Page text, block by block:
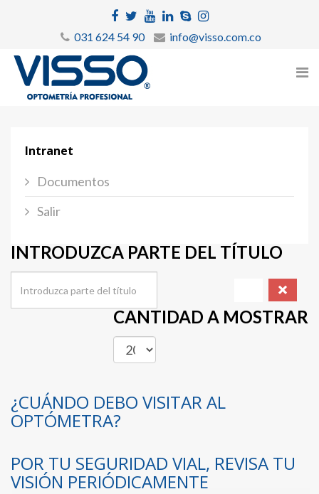
031 624 54 90 info@visso.com.co
Intranet
Documentos
Salir
INTRODUZCA PARTE DEL TÍTULO
CANTIDAD A MOSTRAR
¿CUÁNDO DEBO VISITAR AL
OPTÓMETRA?
POR TU SEGURIDAD VIAL, REVISA TU
VISIÓN PERIÓDICAMENTE